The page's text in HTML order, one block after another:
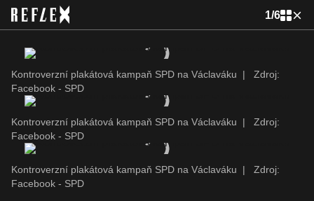
1/6
Kontroverzní plakátová kampaň SPD na Václaváku |
Zdroj:
Facebook - SPD
Kontroverzní plakátová kampaň SPD na Václaváku |
Zdroj:
Facebook - SPD
Kontroverzní plakátová kampaň SPD na Václaváku |
Zdroj:
Facebook - SPD